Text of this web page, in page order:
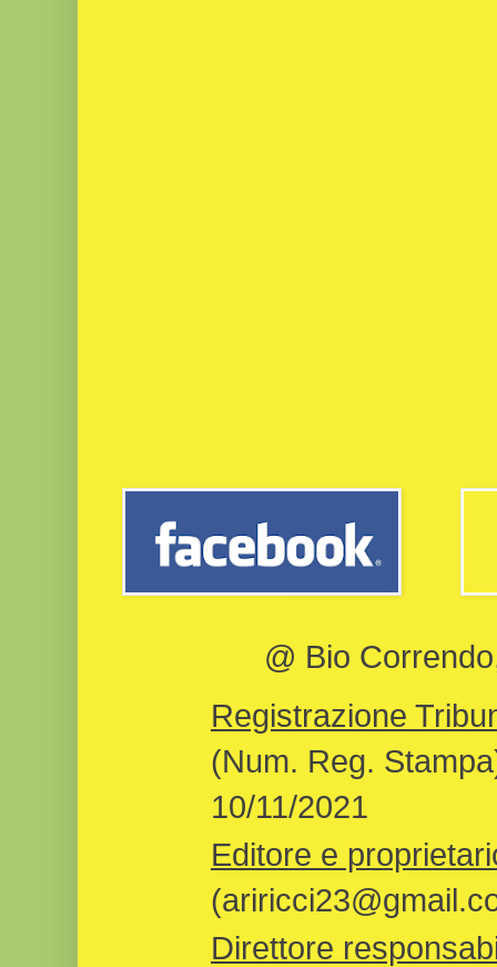
@ Bio
Registrazione
(Num. Reg.
10/11/2021
Editore e
Direttore